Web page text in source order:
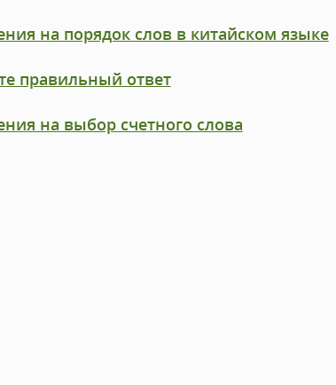
на порядок слов в китайском языке
правильный ответ
на выбор счетного слова